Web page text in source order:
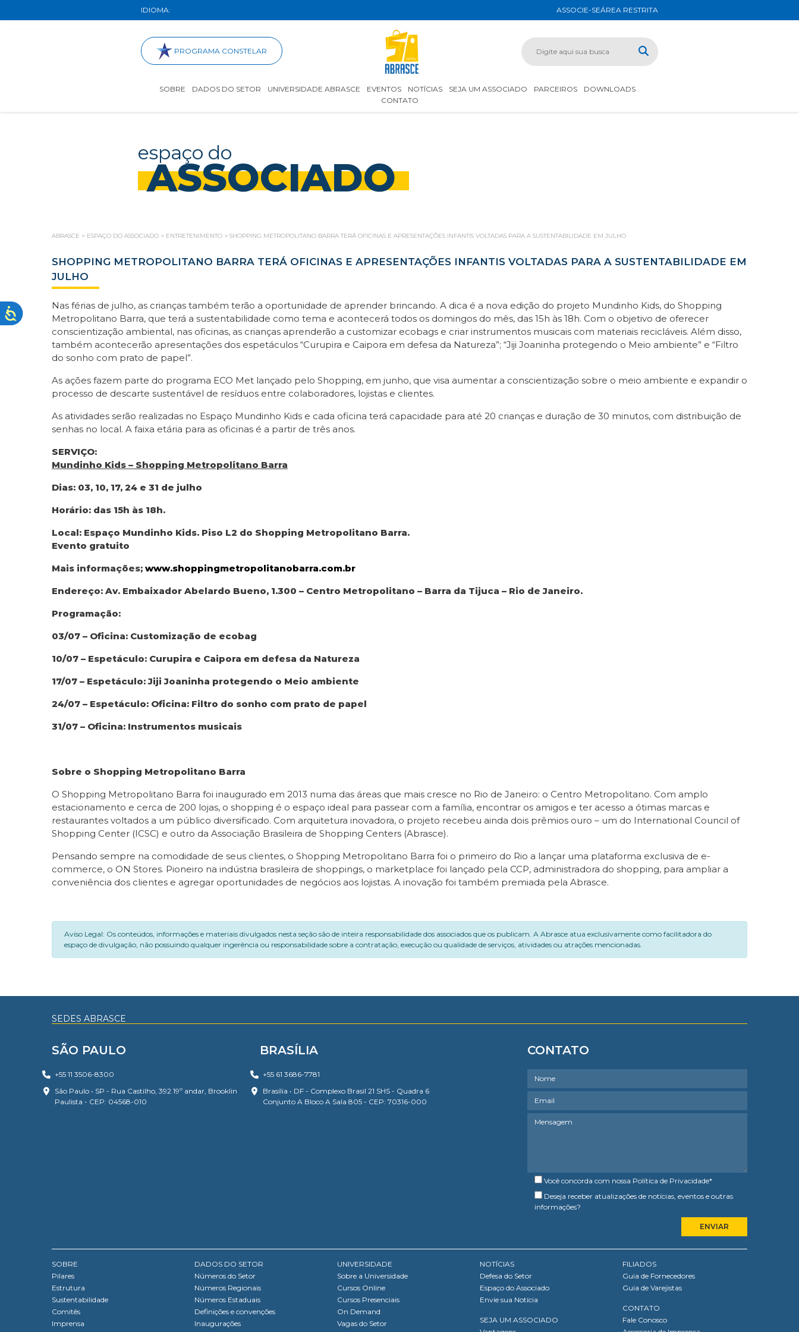
IDIOMA: ASSOCIE-SEÁREA RESTRITA
PROGRAMA CONSTELAR
SOBRE DADOS DO SETOR UNIVERSIDADE ABRASCE EVENTOS NOTÍCIAS SEJA UM ASSOCIADO PARCEIROS
DOWNLOADS
CONTATO
espaço do
ASSOCIADO
ABRASCE > ESPAÇO DO ASSOCIADO > ENTRETENIMENTO > SHOPPING METROPOLITANO BARRA TERÁ OFICINAS E APRESENTAÇÕES INFANTIS VOLTADAS PARA A SUSTENTABILIDADE EM JULHO
SHOPPING METROPOLITANO BARRA TERÁ OFICINAS E APRESENTAÇÕES INFANTIS VOLTADAS PARA A SUSTENTABILIDADE EM
JULHO
Nas férias de julho, as crianças também terão a oportunidade de aprender brincando. A dica é a nova edição do projeto Mundinho Kids, do Shopping
Metropolitano Barra, que terá a sustentabilidade como tema e acontecerá todos os domingos do mês, das 15h às 18h. Com o objetivo de oferecer
conscientização ambiental, nas oficinas, as crianças aprenderão a customizar ecobags e criar instrumentos musicais com materiais recicláveis. Além disso,
também acontecerão apresentações dos espetáculos “Curupira e Caipora em defesa da Natureza”; “Jiji Joaninha protegendo o Meio ambiente” e “Filtro
do sonho com prato de papel”.
As ações fazem parte do programa ECO Met lançado pelo Shopping, em junho, que visa aumentar a conscientização sobre o meio ambiente e expandir o
processo de descarte sustentável de resíduos entre colaboradores, lojistas e clientes.
As atividades serão realizadas no Espaço Mundinho Kids e cada oficina terá capacidade para até 20 crianças e duração de 30 minutos, com distribuição de
senhas no local. A faixa etária para as oficinas é a partir de três anos.
SERVIÇO:
Mundinho Kids – Shopping Metropolitano Barra
Dias: 03, 10, 17, 24 e 31 de julho
Horário: das 15h às 18h.
Local: Espaço Mundinho Kids. Piso L2 do Shopping Metropolitano Barra.
Evento gratuito
Mais informações; www.shoppingmetropolitanobarra.com.br
Endereço: Av. Embaixador Abelardo Bueno, 1.300 – Centro Metropolitano – Barra da Tijuca – Rio de Janeiro.
Programação:
03/07 – Oficina: Customização de ecobag
10/07 – Espetáculo: Curupira e Caipora em defesa da Natureza
17/07 – Espetáculo: Jiji Joaninha protegendo o Meio ambiente
24/07 – Espetáculo: Oficina: Filtro do sonho com prato de papel
31/07 – Oficina: Instrumentos musicais
Sobre o Shopping Metropolitano Barra
O Shopping Metropolitano Barra foi inaugurado em 2013 numa das áreas que mais cresce no Rio de Janeiro: o Centro Metropolitano. Com amplo
estacionamento e cerca de 200 lojas, o shopping é o espaço ideal para passear com a família, encontrar os amigos e ter acesso a ótimas marcas e
restaurantes voltados a um público diversificado. Com arquitetura inovadora, o projeto recebeu ainda dois prêmios ouro – um do International Council of
Shopping Center (ICSC) e outro da Associação Brasileira de Shopping Centers (Abrasce).
Pensando sempre na comodidade de seus clientes, o Shopping Metropolitano Barra foi o primeiro do Rio a lançar uma plataforma exclusiva de e-
commerce, o ON Stores. Pioneiro na indústria brasileira de shoppings, o marketplace foi lançado pela CCP, administradora do shopping, para ampliar a
conveniência dos clientes e agregar oportunidades de negócios aos lojistas. A inovação foi também premiada pela Abrasce.
Aviso Legal: Os conteúdos, informações e materiais divulgados nesta seção são de inteira responsabilidade dos associados que os publicam. A Abrasce atua exclusivamente como facilitadora do
espaço de divulgação, não possuindo qualquer ingerência ou responsabilidade sobre a contratação, execução ou qualidade de serviços, atividades ou atrações mencionadas.
SEDES ABRASCE
SÃO PAULO
+55 11 3506-8300
São Paulo • SP - Rua Castilho, 392 19º andar, Brooklin
Paulista - CEP: 04568-010
BRASÍLIA
+55 61 3686-7781
Brasília • DF - Complexo Brasil 21 SHS - Quadra 6
Conjunto A Bloco A Sala 805 - CEP: 70316-000
CONTATO
Você concorda com nossa Política de Privacidade*
Deseja receber atualizações de notícias, eventos e outras
informações?
SOBRE
Pilares
Estrutura
Sustentabilidade
Comitês
Imprensa
DADOS DO SETOR
Números do Setor
Números Regionais
Números Estaduais
Definições e convenções
Inaugurações
UNIVERSIDADE
Sobre a Universidade
Cursos Online
Cursos Presenciais
On Demand
Vagas do Setor
NOTÍCIAS
Defesa do Setor
Espaço do Associado
Envie sua Notícia
SEJA UM ASSOCIADO
FILIADOS
Guia de Fornecedores
Guia de Varejistas
CONTATO
Fale Conosco